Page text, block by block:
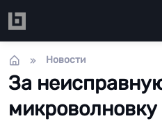
Новости
За